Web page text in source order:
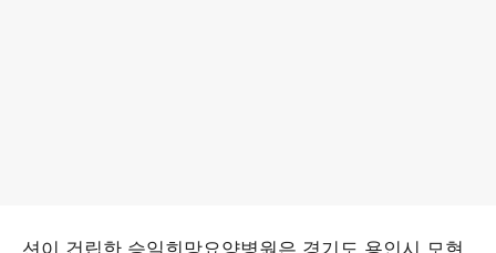
션이 건립한 승일희망요양병원은 경기도 용인시 모현